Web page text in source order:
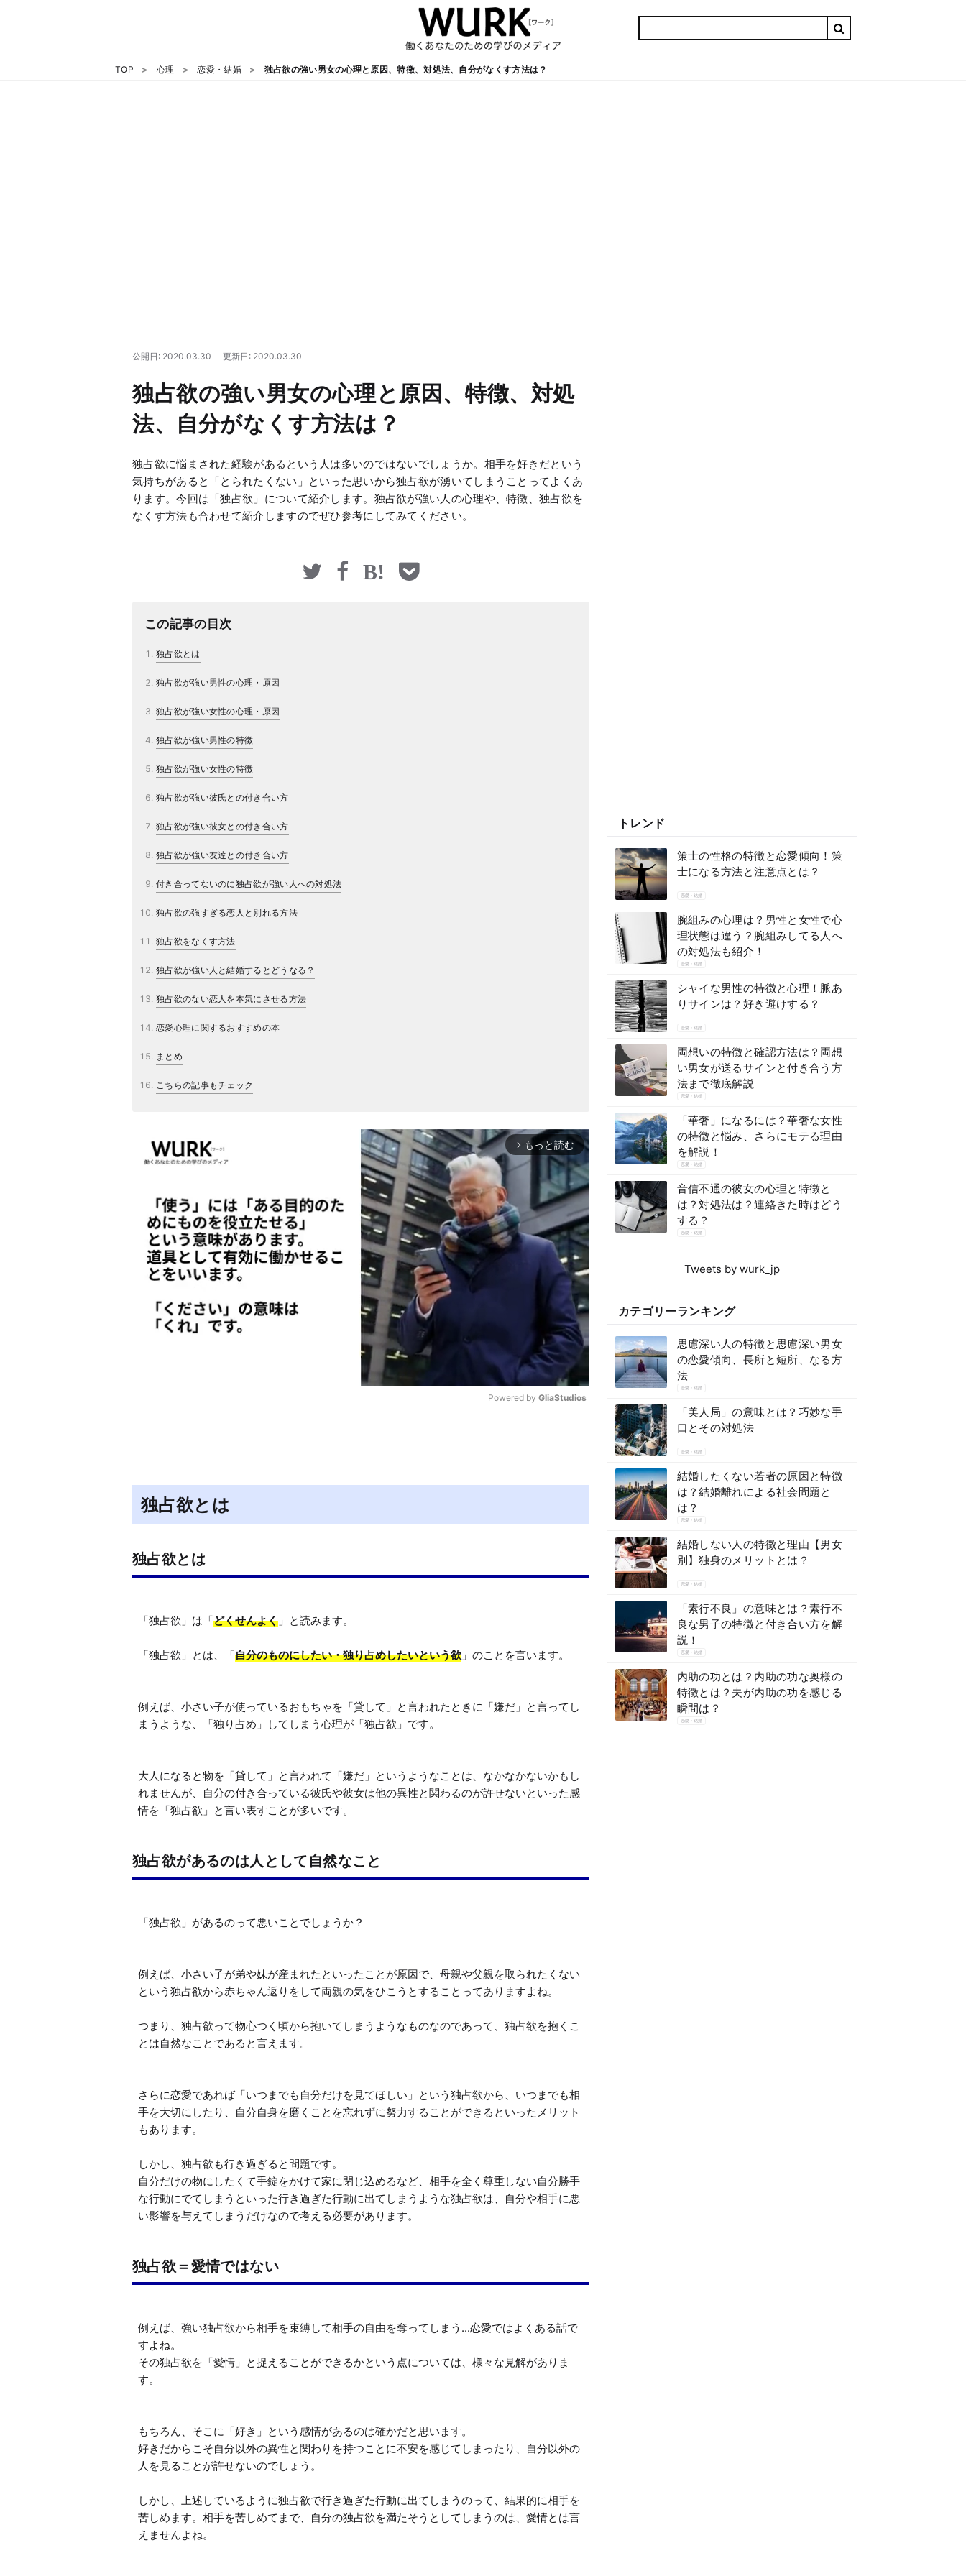
TOP 心理 恋愛・結婚 独占欲の強い男女の心理と原因、特徴、対処法、自分がなくす方法は？
公開日: 2020.03.30 更新日: 2020.03.30
独占欲の強い男女の心理と原因、特徴、対処
法、自分がなくす方法は？
独占欲に悩まされた経験があるという人は多いのではないでしょうか。相手を好きだという
気持ちがあると「とられたくない」といった思いから独占欲が湧いてしまうことってよくあ
ります。今回は「独占欲」について紹介します。独占欲が強い人の心理や、特徴、独占欲を
なくす方法も合わせて紹介しますのでぜひ参考にしてみてください。
この記事の目次
独占欲とは
独占欲が強い男性の心理・原因
独占欲が強い女性の心理・原因
独占欲が強い男性の特徴
独占欲が強い女性の特徴
独占欲が強い彼氏との付き合い方
独占欲が強い彼女との付き合い方
独占欲が強い友達との付き合い方
付き合ってないのに独占欲が強い人への対処法
独占欲の強すぎる恋人と別れる方法
独占欲をなくす方法
独占欲が強い人と結婚するとどうなる？
独占欲のない恋人を本気にさせる方法
恋愛心理に関するおすすめの本
まとめ
こちらの記事もチェック
arrow_forward_ios もっと読む
Powered by GliaStudios
独占欲とは
独占欲とは
「独占欲」は「どくせんよく 」と読みます。
「独占欲」とは、「自分のものにしたい・独り占めしたいという欲 」のことを言います。
例えば、小さい子が使っているおもちゃを「貸して」と言われたときに「嫌だ」と言ってし
まうような、「独り占め」してしまう心理が「独占欲」です。
大人になると物を「貸して」と言われて「嫌だ」というようなことは、なかなかないかもし
れませんが、自分の付き合っている彼氏や彼女は他の異性と関わるのが許せないといった感
独占欲があるのは人として自然なこと
「独占欲」があるのって悪いことでしょうか？
例えば、小さい子が弟や妹が産まれたといったことが原因で、母親や父親を取られたくない
という独占欲から赤ちゃん返りをして両親の気をひこうとすることってありますよね。
つまり、独占欲って物心つく頃から抱いてしまうようなものなのであって、独占欲を抱くこ
とは自然なことであると言えます。
さらに恋愛であれば「いつまでも自分だけを見てほしい」という独占欲から、いつまでも相
手を大切にしたり、自分自身を磨くことを忘れずに努力することができるといったメリット
もあります。
しかし、独占欲も行き過ぎると問題です。
自分だけの物にしたくて手錠をかけて家に閉じ込めるなど、相手を全く尊重しない自分勝手
な行動にでてしまうといった行き過ぎた行動に出てしまうような独占欲は、自分や相手に悪
い影響を与えてしまうだけなので考える必要があります。
独占欲＝愛情ではない
例えば、強い独占欲から相手を束縛して相手の自由を奪ってしまう...恋愛ではよくある話で
すよね。
その独占欲を「愛情」と捉えることができるかという点については、様々な見解がありま
す。
もちろん、そこに「好き」という感情があるのは確かだと思います。
好きだからこそ自分以外の異性と関わりを持つことに不安を感じてしまったり、自分以外の
人を見ることが許せないのでしょう。
しかし、上述しているように独占欲で行き過ぎた行動に出てしまうのって、結果的に相手を
苦しめます。相手を苦しめてまで、自分の独占欲を満たそうとしてしまうのは、愛情とは言
えませんよね。
トレンド
策士の性格の特徴と恋愛傾向！策
士になる方法と注意点とは？
恋愛・結婚
腕組みの心理は？男性と女性で心
理状態は違う？腕組みしてる人へ
の対処法も紹介！
恋愛・結婚
シャイな男性の特徴と心理！脈あ
りサインは？好き避けする？
恋愛・結婚
両想いの特徴と確認方法は？両想
い男女が送るサインと付き合う方
法まで徹底解説
恋愛・結婚
「華奢」になるには？華奢な女性
の特徴と悩み、さらにモテる理由
を解説！
恋愛・結婚
音信不通の彼女の心理と特徴と
は？対処法は？連絡きた時はどう
する？
恋愛・結婚
Tweets by wurk_jp
カテゴリーランキング
思慮深い人の特徴と思慮深い男女
の恋愛傾向、長所と短所、なる方
法
恋愛・結婚
「美人局」の意味とは？巧妙な手
口とその対処法
恋愛・結婚
結婚したくない若者の原因と特徴
は？結婚離れによる社会問題と
は？
恋愛・結婚
結婚しない人の特徴と理由【男女
別】独身のメリットとは？
恋愛・結婚
「素行不良」の意味とは？素行不
良な男子の特徴と付き合い方を解
説！
恋愛・結婚
内助の功とは？内助の功な奥様の
特徴とは？夫が内助の功を感じる
瞬間は？
恋愛・結婚